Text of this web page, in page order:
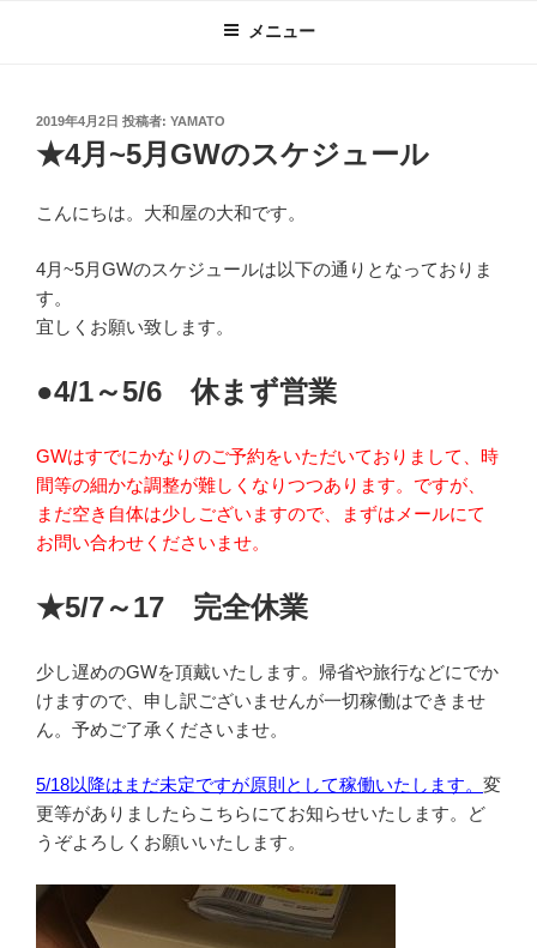
メニュー
投
日:
2019年4月2日 投稿者: YAMATO
★4月~5月GWのスケジュール
こんにちは。大和屋の大和です。
4月~5月GWのスケジュールは以下の通りとなっておりま
す。
宜しくお願い致します。
●4/1～5/6 休まず営業
GWはすでにかなりのご予約をいただいておりまして、時
間等の細かな調整が難しくなりつつあります。ですが、
まだ空き自体は少しございますので、まずはメールにて
お問い合わせくださいませ。
★5/7～17 完全休業
少し遅めのGWを頂戴いたします。帰省や旅行などにでか
けますので、申し訳ございませんが一切稼働はできませ
ん。予めご了承くださいませ。
5/18以降はまだ未定ですが原則として稼働いたします。 変
更等がありましたらこちらにてお知らせいたします。ど
うぞよろしくお願いいたします。